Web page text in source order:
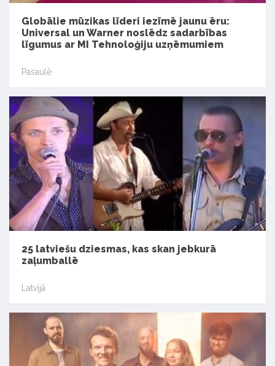
Globālie mūzikas līderi iezīmē jaunu ēru:
Universal un Warner noslēdz sadarbības
līgumus ar MI Tehnoloģiju uzņēmumiem
Pasaulē
25 latviešu dziesmas, kas skan jebkurā
zaļumballē
Latvijā